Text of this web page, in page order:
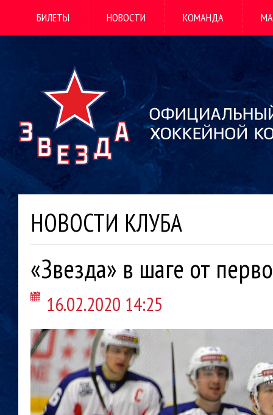
БИЛЕТЫ НОВОСТИ КОМАНДА
НОВОСТИ КЛУБА
«Звезда» в шаге от
16.02.2020 14:25